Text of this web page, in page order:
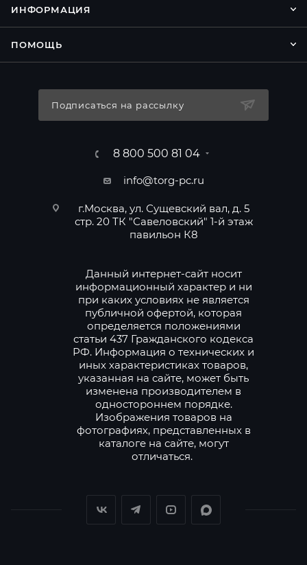
ИНФОРМАЦИЯ
ПОМОЩЬ
Подписаться на рассылку
8 800 500 81 04
info@torg-pc.ru
г.Москва, ул. Сущевский вал, д. 5
стр. 20 ТК "Савеловский" 1-й этаж
павильон К8
Данный интернет-сайт носит
информационный характер и ни
при каких условиях не является
публичной офертой, которая
определяется положениями
статьи 437 Гражданского кодекса
РФ. Информация о технических и
иных характеристиках товаров,
указанная на сайте, может быть
изменена производителем в
одностороннем порядке.
Изображения товаров на
фотографиях, представленных в
каталоге на сайте, могут
отличаться.